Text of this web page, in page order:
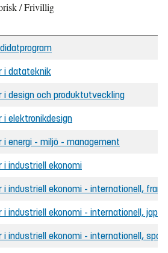
/ Frivillig
i datateknik
i design och produktutveckling
i elektronikdesign
i energi - miljö - management
i industriell ekonomi
i industriell ekonomi - internationell,
i industriell ekonomi - internationell,
i industriell ekonomi - internationell,